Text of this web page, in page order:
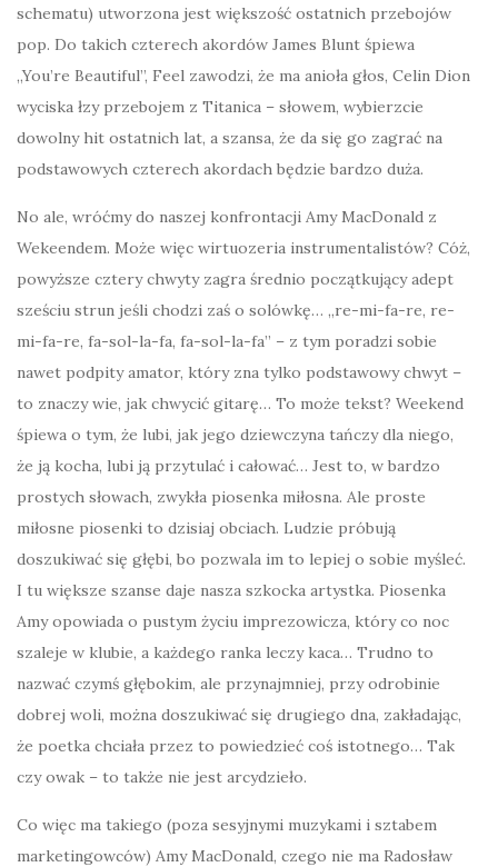
schematu) utworzona jest większość ostatnich przebojów
pop. Do takich czterech akordów James Blunt śpiewa
„You’re Beautiful”, Feel zawodzi, że ma anioła głos, Celin Dion
wyciska łzy przebojem z Titanica – słowem, wybierzcie
dowolny hit ostatnich lat, a szansa, że da się go zagrać na
podstawowych czterech akordach będzie bardzo duża.
No ale, wróćmy do naszej konfrontacji Amy MacDonald z
Wekeendem. Może więc wirtuozeria instrumentalistów? Cóż,
powyższe cztery chwyty zagra średnio początkujący adept
sześciu strun jeśli chodzi zaś o solówkę… „re-mi-fa-re, re-
mi-fa-re, fa-sol-la-fa, fa-sol-la-fa” – z tym poradzi sobie
nawet podpity amator, który zna tylko podstawowy chwyt –
to znaczy wie, jak chwycić gitarę… To może tekst? Weekend
śpiewa o tym, że lubi, jak jego dziewczyna tańczy dla niego,
że ją kocha, lubi ją przytulać i całować… Jest to, w bardzo
prostych słowach, zwykła piosenka miłosna. Ale proste
miłosne piosenki to dzisiaj obciach. Ludzie próbują
doszukiwać się głębi, bo pozwala im to lepiej o sobie myśleć.
I tu większe szanse daje nasza szkocka artystka. Piosenka
Amy opowiada o pustym życiu imprezowicza, który co noc
szaleje w klubie, a każdego ranka leczy kaca… Trudno to
nazwać czymś głębokim, ale przynajmniej, przy odrobinie
dobrej woli, można doszukiwać się drugiego dna, zakładając,
że poetka chciała przez to powiedzieć coś istotnego… Tak
czy owak – to także nie jest arcydzieło.
Co więc ma takiego (poza sesyjnymi muzykami i sztabem
marketingowców) Amy MacDonald, czego nie ma Radosław